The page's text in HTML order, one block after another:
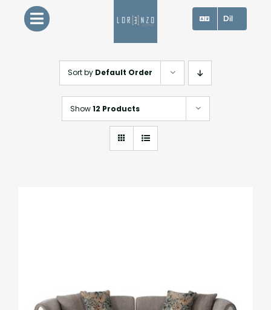
Dil
Sort by Default Order
Show12 Products